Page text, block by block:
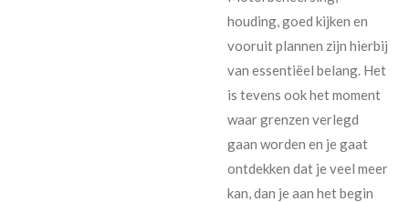
houding, goed kijken en
vooruit plannen zijn hierbij
van essentiëel belang. Het
is tevens ook het moment
waar grenzen verlegd
gaan worden en je gaat
ontdekken dat je veel meer
kan, dan je aan het begin